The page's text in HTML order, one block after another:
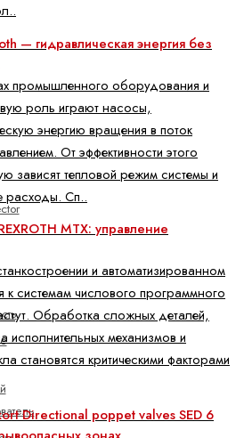
— гидравлическая энергия без
промышленного оборудования и
роль играют насосы,
энергию вращения в поток
От эффективности этого
зависят тепловой режим системы и
расходы. Сп..
MTX: управление
и автоматизированном
к системам числового программного
Обработка сложных деталей,
исполнительных механизмов и
становятся критическими факторами
Directional poppet valves SED 6